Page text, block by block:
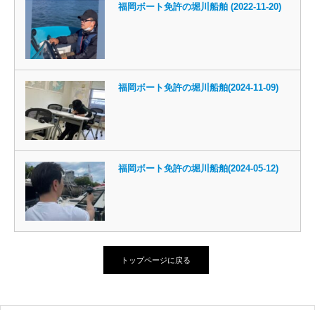
福岡ボート免許の堀川船舶 (2022-11-20)
福岡ボート免許の堀川船舶(2024-11-09)
福岡ボート免許の堀川船舶(2024-05-12)
トップページに戻る